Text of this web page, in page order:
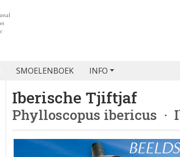
SMOELENBOEK INFO
Iberische Tjiftjaf
Phylloscopus ibericus ·